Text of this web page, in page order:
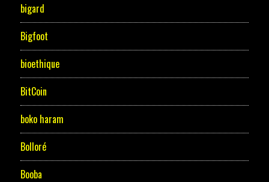
bigard
Bigfoot
bioethique
BitCoin
boko haram
Bolloré
Booba